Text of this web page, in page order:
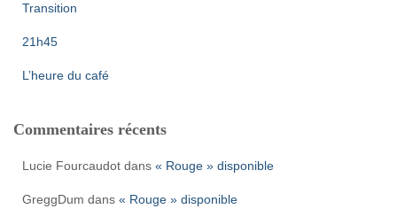
Transition
21h45
L’heure du café
Commentaires récents
Lucie Fourcaudot dans « Rouge » disponible
GreggDum dans « Rouge » disponible